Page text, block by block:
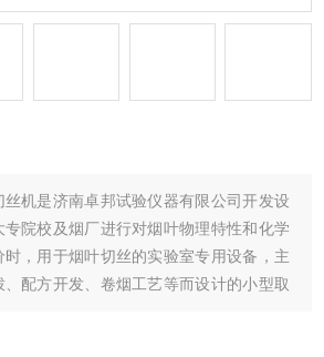
丝机是济南卓邦试验仪器有限公司开发设
院校及烟厂进行对烟叶物理特性和化学
，用于烟叶切丝的实验室专用设备，主
配方开发、卷烟工艺等而设计的小型取
操作方便、切丝均匀使用安全性高等特